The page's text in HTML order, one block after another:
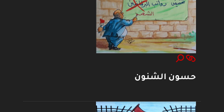
حسون الشنون